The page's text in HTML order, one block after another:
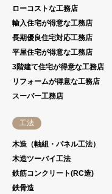
ローコストな工務店
輸入住宅が得意な工務店
長期優良住宅対応工務店
平屋住宅が得意な工務店
3階建て住宅が得意な工務店
リフォームが得意な工務店
スーパー工務店
工法
木造（軸組・パネル工法）
木造ツーバイ工法
鉄筋コンクリート(RC造)
鉄骨造